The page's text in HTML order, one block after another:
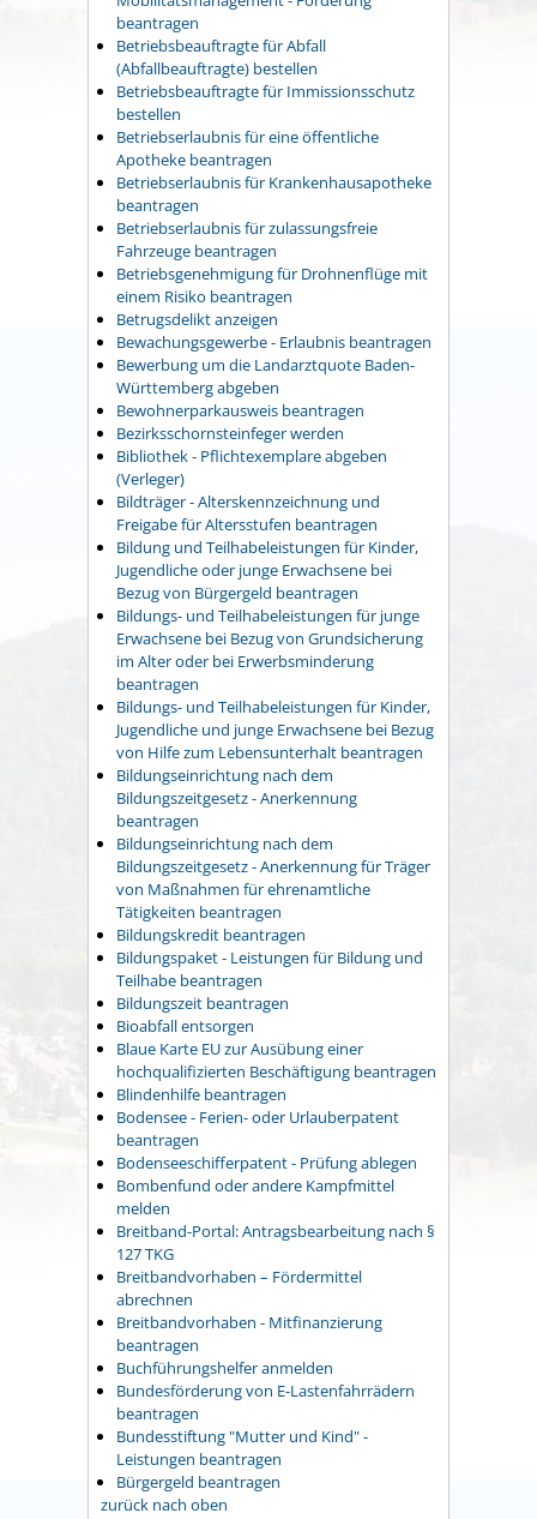
beantragen
Betriebsbeauftragte für Abfall
(Abfallbeauftragte) bestellen
Betriebsbeauftragte für Immissionsschutz
bestellen
Betriebserlaubnis für eine öffentliche
Apotheke beantragen
Betriebserlaubnis für Krankenhausapotheke
beantragen
Betriebserlaubnis für zulassungsfreie
Fahrzeuge beantragen
Betriebsgenehmigung für Drohnenflüge mit
einem Risiko beantragen
Betrugsdelikt anzeigen
Bewachungsgewerbe - Erlaubnis beantragen
Bewerbung um die Landarztquote Baden-
Württemberg abgeben
Bewohnerparkausweis beantragen
Bezirksschornsteinfeger werden
Bibliothek - Pflichtexemplare abgeben
(Verleger)
Bildträger - Alterskennzeichnung und
Freigabe für Altersstufen beantragen
Bildung und Teilhabeleistungen für Kinder,
Jugendliche oder junge Erwachsene bei
Bezug von Bürgergeld beantragen
Bildungs- und Teilhabeleistungen für junge
Erwachsene bei Bezug von Grundsicherung
im Alter oder bei Erwerbsminderung
beantragen
Bildungs- und Teilhabeleistungen für Kinder,
Jugendliche und junge Erwachsene bei Bezug
von Hilfe zum Lebensunterhalt beantragen
Bildungseinrichtung nach dem
Bildungszeitgesetz - Anerkennung
beantragen
Bildungseinrichtung nach dem
Bildungszeitgesetz - Anerkennung für Träger
von Maßnahmen für ehrenamtliche
Tätigkeiten beantragen
Bildungskredit beantragen
Bildungspaket - Leistungen für Bildung und
Teilhabe beantragen
Bildungszeit beantragen
Bioabfall entsorgen
Blaue Karte EU zur Ausübung einer
hochqualifizierten Beschäftigung beantragen
Blindenhilfe beantragen
Bodensee - Ferien- oder Urlauberpatent
beantragen
Bodenseeschifferpatent - Prüfung ablegen
Bombenfund oder andere Kampfmittel
melden
Breitband-Portal: Antragsbearbeitung nach §
127 TKG
Breitbandvorhaben – Fördermittel
abrechnen
Breitbandvorhaben - Mitfinanzierung
beantragen
Buchführungshelfer anmelden
Bundesförderung von E-Lastenfahrrädern
beantragen
Bundesstiftung "Mutter und Kind" -
Leistungen beantragen
Bürgergeld beantragen
zurück nach oben